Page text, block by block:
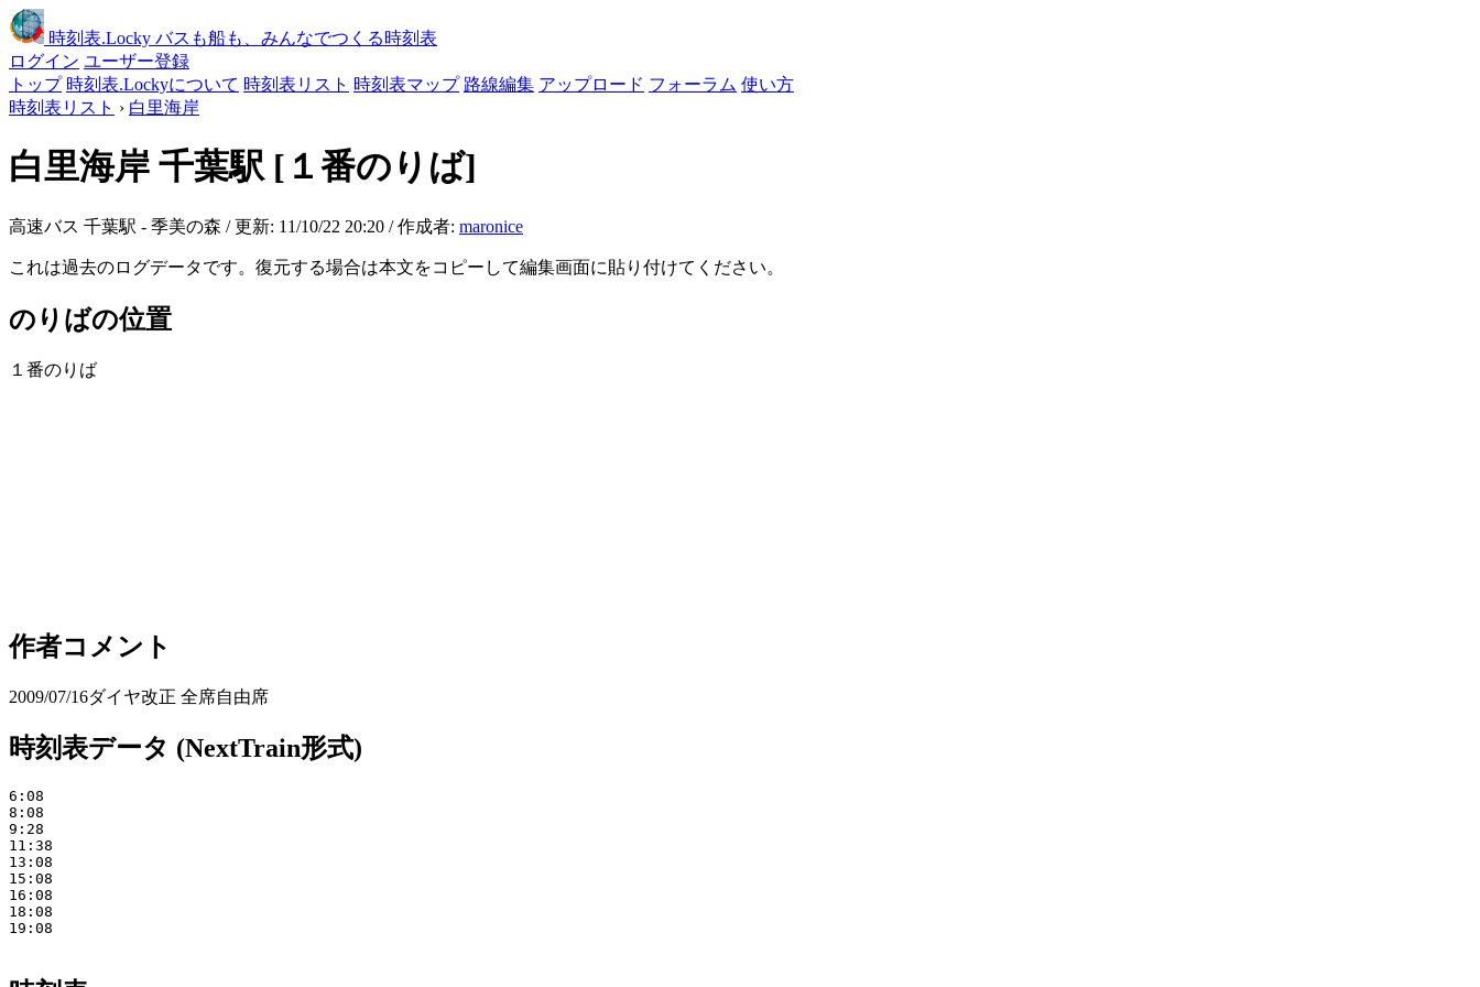
時刻表.Locky バスも船も、みんなでつくる時刻表
ログイン ユーザー登録
トップ 時刻表.Lockyについて 時刻表リスト 時刻表マップ 路線編集 アップロード フォーラム 使い方
時刻表リスト › 白里海岸
白里海岸 千葉駅 [１番のりば]
高速バス 千葉駅 - 季美の森 / 更新: 11/10/22 20:20 / 作成者: maronice
これは過去のログデータです。復元する場合は本文をコピーして編集画面に貼り付けてください。
のりばの位置
１番のりば
作者コメント
2009/07/16ダイヤ改正 全席自由席
時刻表データ (NextTrain形式)
6:08
8:08
9:28
11:38
13:08
15:08
16:08
18:08
19:08